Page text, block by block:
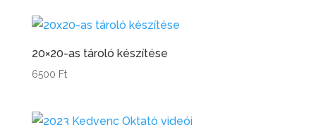
20×20-as tároló készítése
6500 Ft